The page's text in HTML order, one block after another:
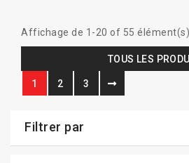
Affichage de 1-20 of 55 élément(s)
TOUS LES
1 2 3
Filtrer par